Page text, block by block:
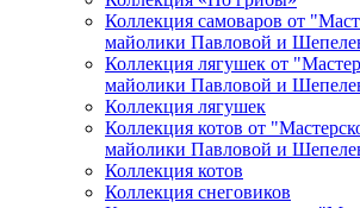
Коллекция самоваров от
майолики Павловой и
Коллекция лягушек от
майолики Павловой и
Коллекция лягушек
Коллекция котов от
майолики Павловой и
Коллекция котов
Коллекция снеговиков